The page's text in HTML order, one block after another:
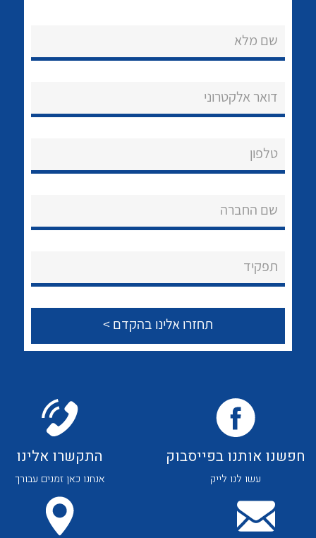
נקודות מכירה
About Ateka Ltd.
צור קשר
לכל מוצרי היצרן
לכל מוצרי היצרן לכל מוצרי היצרן
לכל מוצרי היצרן לכל מוצרי היצרן
שם מלא
דואר אלקטרוני
טלפון
שם החברה
תפקיד
חפשנו אותנו בפייסבוק
עשו לנו לייק
התקשרו אלינו
אנחנו כאן זמנים עבורך